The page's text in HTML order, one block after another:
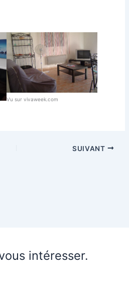
Vu sur vivaweek.com
SUIVANT
intéresser.